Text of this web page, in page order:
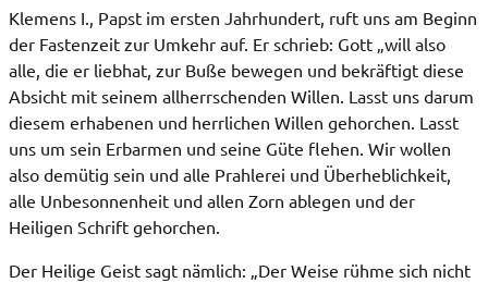
Klemens I., Papst im ersten Jahrhundert, ruft uns am Beginn
der Fastenzeit zur Umkehr auf. Er schrieb: Gott „will also
alle, die er liebhat, zur Buße bewegen und bekräftigt diese
Absicht mit seinem allherrschenden Willen. Lasst uns darum
diesem erhabenen und herrlichen Willen gehorchen. Lasst
uns um sein Erbarmen und seine Güte flehen. Wir wollen
also demütig sein und alle Prahlerei und Überheblichkeit,
alle Unbesonnenheit und allen Zorn ablegen und der
Heiligen Schrift gehorchen.
Der Heilige Geist sagt nämlich: „Der Weise rühme sich nicht